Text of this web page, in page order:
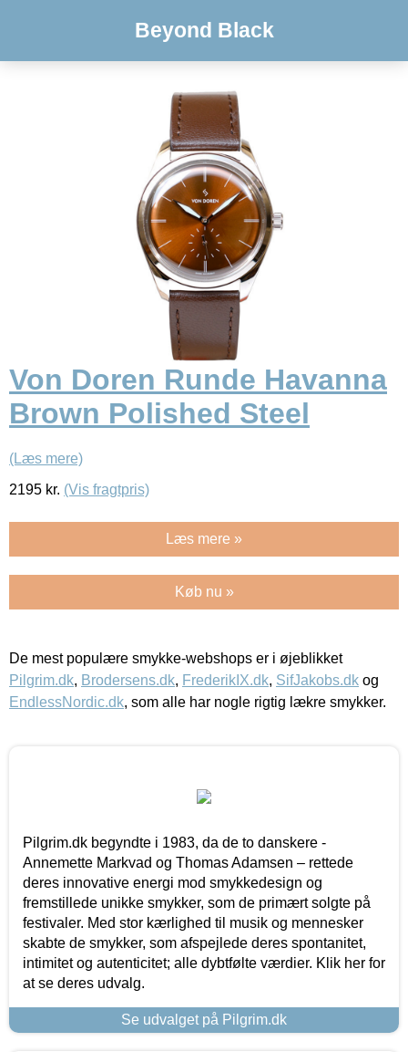
Beyond Black
Von Doren Runde Havanna
Brown Polished Steel
(Læs mere)
2195 kr. (Vis fragtpris)
Læs mere »
Køb nu »
De mest populære smykke-webshops er i øjeblikket
Pilgrim.dk, Brodersens.dk, FrederikIX.dk, SifJakobs.dk og
EndlessNordic.dk, som alle har nogle rigtig lækre smykker.
Pilgrim.dk begyndte i 1983, da de to danskere -
Annemette Markvad og Thomas Adamsen – rettede
deres innovative energi mod smykkedesign og
fremstillede unikke smykker, som de primært solgte på
festivaler. Med stor kærlighed til musik og mennesker
skabte de smykker, som afspejlede deres spontanitet,
intimitet og autenticitet; alle dybtfølte værdier. Klik her for
at se deres udvalg.
Se udvalget på Pilgrim.dk